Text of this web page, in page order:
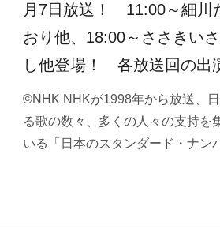
月7日放送！ 11:00～細川
おり他、18:00～ささきい
し他登場！ 各放送回の出
©NHK NHKが1998年から放送、
る歌の数々、多くの人々の支持を
いる「日本のスタンダード・ナン